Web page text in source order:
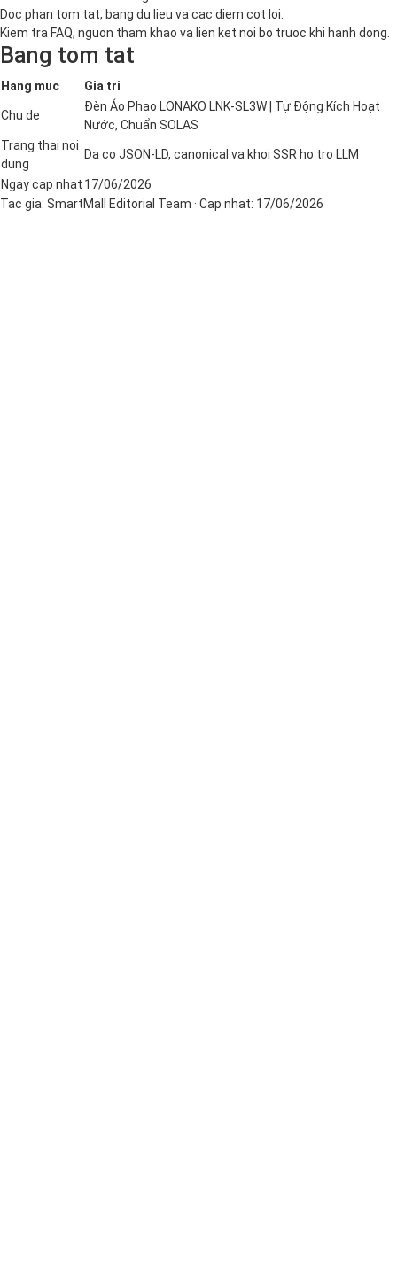
Doc phan tom tat, bang du lieu va cac diem cot loi.
Kiem tra FAQ, nguon tham khao va lien ket noi bo truoc khi hanh dong.
Bang tom tat
Hang muc Gia tri
Chu de
Đèn Áo Phao LONAKO LNK-SL3W | Tự Động Kích Hoạt
Nước, Chuẩn SOLAS
Trang thai noi
dung
Da co JSON-LD, canonical va khoi SSR ho tro LLM
Ngay cap nhat 17/06/2026
Tac gia: SmartMall Editorial Team · Cap nhat: 17/06/2026